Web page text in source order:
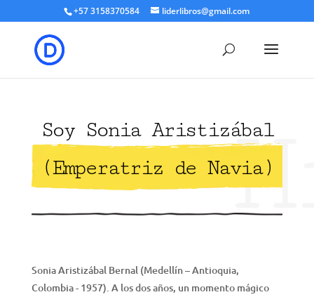
+57 3158370584 liderlibros@gmail.com
Soy Sonia Aristizábal
(Emperatriz de Navia)
Sonia Aristizábal Bernal (Medellín – Antioquia,
Colombia - 1957). A los dos años, un momento mágico